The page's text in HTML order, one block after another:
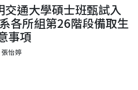
交通大學碩士班甄試入
各所組第26階段備取生
事項
張怡婷